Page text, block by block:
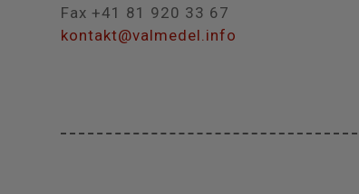
Fax +41 81 920 33 67
kontakt@valmedel.info